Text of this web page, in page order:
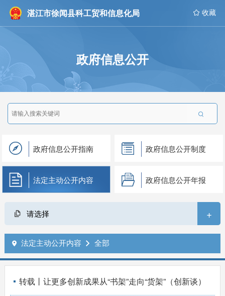
湛江市徐闻县科工贸和信息化局  收藏
政府信息公开

政府信息公开指南 政府信息公开制度
法定主动公开内容 政府信息公开年报
请选择 +
 法定主动公开内容  全部
转载丨让更多创新成果从“书架”走向“货架”（创新谈）